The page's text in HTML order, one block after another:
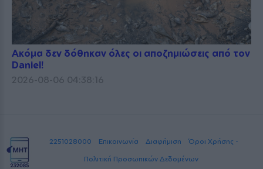
Ακόμα δεν δόθηκαν όλες οι αποζημιώσεις από τον
Daniel!
2026-08-06 04:38:16
2251028000 Επικοινωνία Διαφήμιση
Όροι Χρήσης -
Πολιτική Προσωπικών Δεδομένων